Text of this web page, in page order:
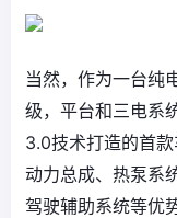
当然，作为一台纯
级，平台和三电系
3.0技术打造的首
动力总成、热泵系
驾驶辅助系统等优